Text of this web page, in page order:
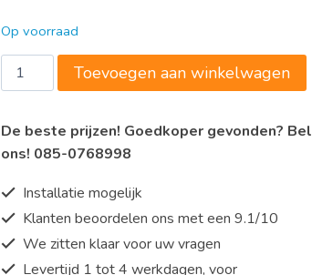
Op voorraad
INDUCTIE
FORNUIS
ZONES
aantal
Toevoegen aan winkelwagen
De beste prijzen! Goedkoper gevonden? Bel
ons! 085-0768998
Installatie mogelijk
Klanten beoordelen ons met een 9.1/10
We zitten klaar voor uw vragen
Levertijd 1 tot 4 werkdagen, voor